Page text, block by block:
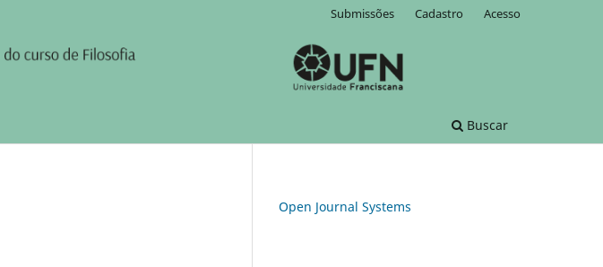
Buscar
Submissões Cadastro Acesso
Open Journal Systems